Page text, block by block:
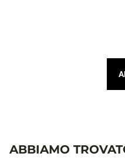
ABBIAMO